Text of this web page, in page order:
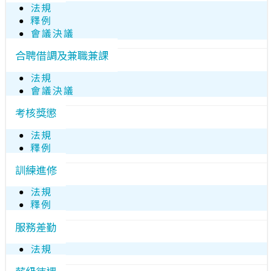
法規
釋例
會議決議
合聘借調及兼職兼課
法規
會議決議
考核獎懲
法規
釋例
訓練進修
法規
釋例
服務差勤
法規